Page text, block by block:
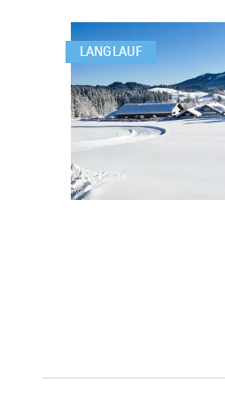
LANGLAUF
©